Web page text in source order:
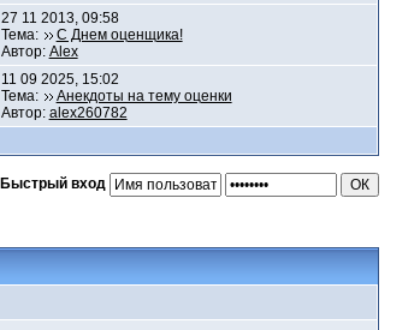
27 11 2013, 09:58
Тема:
С Днем оценщика!
Автор: Alex
11 09 2025, 15:02
Тема:
Анекдоты на тему оценки
Автор: alex260782
Быстрый вход